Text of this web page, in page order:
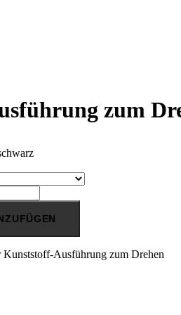
zum
Ausführung zum Drehen